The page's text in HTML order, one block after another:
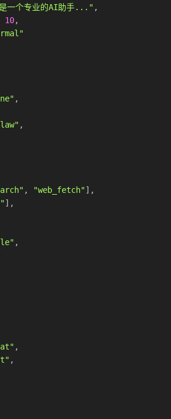
一个专业的AI助手..." ,
10,
,
,
, "web_fetch"] ,
] ,
,
,
,